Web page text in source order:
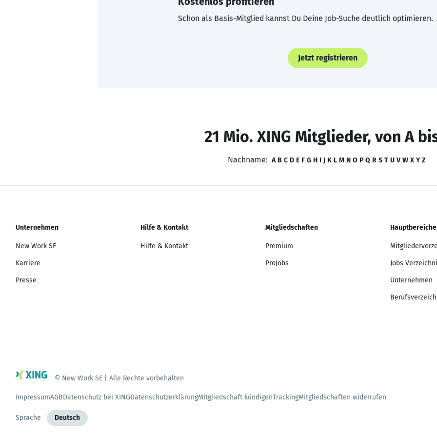
Schon als Basis-Mitglied kannst Du Deine Job-Suche deutlich optimieren.
Jetzt registrieren
21 Mio. XING Mitglieder, von A
Nachname: A B C D E F G H I J K L M N O P Q R S T U V W X Y Z
Unternehmen
New Work SE
Karriere
Presse
Hilfe & Kontakt
Hilfe & Kontakt
Mitgliedschaften
Premium
ProJobs
Hauptbereiche
Jobs
Unternehmen
© New Work SE | Alle Rechte vorbehalten
ImpressumAGBDatenschutz bei XINGDatenschutzerklärungMitgliedschaft kündigenTrackingMitgliedschaften widerrufen
Sprache Deutsch